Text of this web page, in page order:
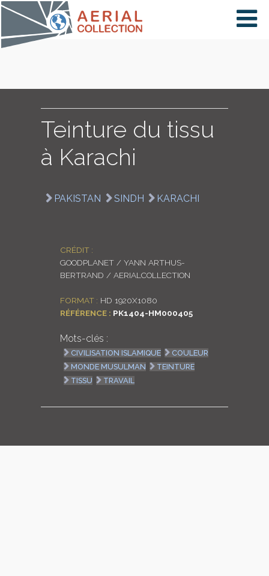
×
PAYS
COLLECTIONS
ENGLISH
Teinture du tissu
à Karachi
PAKISTAN SINDH KARACHI
CRÉDIT :
GOODPLANET / YANN ARTHUS-
BERTRAND / AERIALCOLLECTION
FORMAT : HD 1920X1080
RÉFÉRENCE : PK1404-HM000405
Mots-clés :
CIVILISATION ISLAMIQUE
COULEUR
MONDE MUSULMAN
TEINTURE
TISSU
TRAVAIL